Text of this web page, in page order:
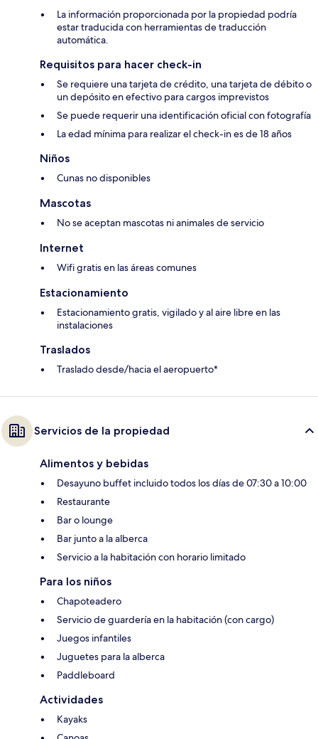
La información proporcionada por la propiedad podría
estar traducida con herramientas de traducción
automática.
Requisitos para hacer check-in
Se requiere una tarjeta de crédito, una tarjeta de débito o
un depósito en efectivo para cargos imprevistos
Se puede requerir una identificación oficial con fotografía
La edad mínima para realizar el check-in es de 18 años
Niños
Cunas no disponibles
Mascotas
No se aceptan mascotas ni animales de servicio
Internet
Wifi gratis en las áreas comunes
Estacionamiento
Estacionamiento gratis, vigilado y al aire libre en las
instalaciones
Traslados
Traslado desde/hacia el aeropuerto*
Servicios de la propiedad
Alimentos y bebidas
Desayuno buffet incluido todos los días de 07:30 a 10:00
Restaurante
Bar o lounge
Bar junto a la alberca
Servicio a la habitación con horario limitado
Para los niños
Chapoteadero
Servicio de guardería en la habitación (con cargo)
Juegos infantiles
Juguetes para la alberca
Paddleboard
Actividades
Kayaks